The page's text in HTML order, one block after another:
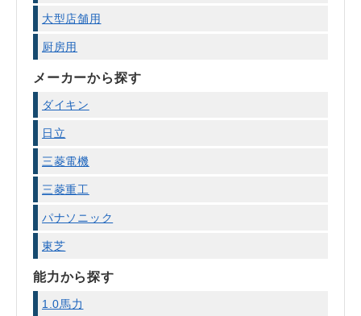
大型店舗用
厨房用
メーカーから探す
ダイキン
日立
三菱電機
三菱重工
パナソニック
東芝
能力から探す
1.0馬力